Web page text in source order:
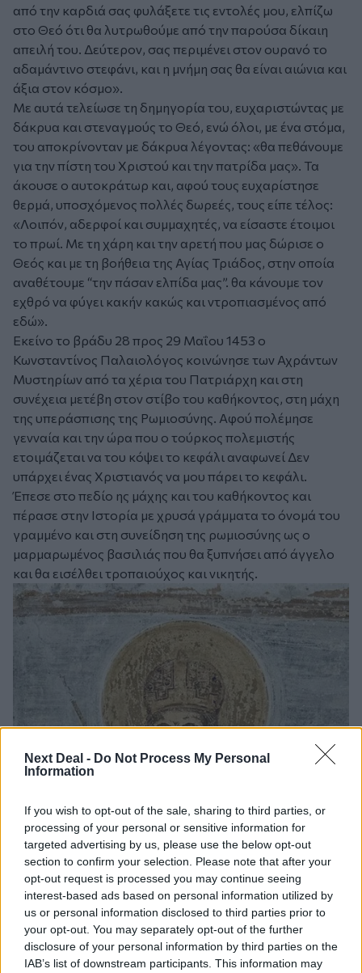
Next Deal - Do Not Process My Personal
Information
If you wish to opt-out of the sale, sharing to third parties, or
processing of your personal or sensitive information for
targeted advertising by us, please use the below opt-out
section to confirm your selection. Please note that after your
opt-out request is processed you may continue seeing
interest-based ads based on personal information utilized by
us or personal information disclosed to third parties prior to
your opt-out. You may separately opt-out of the further
disclosure of your personal information by third parties on the
IAB’s list of downstream participants. This information may
από την καρδιά σας φυλάξετε τις εντολές μου, ελπίζω
στο Θεό ότι θα λυτρωθούμε από την παρούσα δίκαιη
απειλή του. Δεύτερον, σας περιμένει στον ουρανό το
αδαμάντινο στεφάνι, και η μνήμη σας θα είναι αιώνια και
άξια στον κόσμο».
Με αυτά τελείωσε τη δημηγορία του, ευχαριστώντας με
δάκρυα και στεναγμούς το Θεό, ενώ όλοι, με ένα στόμα,
του αποκρίνονταν με δάκρυα λέγοντας: «θα πεθάνουμε
για την πίστη του Χριστού και την πατρίδα μας». Τα
άκουσε ο αυτοκράτωρ και, αφού τους ευχαρίστησε
θερμά, υποσχόμενος πολλές δωρεές, τους είπε τέλος:
«Λοιπόν, αδερφοί και συμμαχητές, να είσαστε έτοιμοι
το πρωί. Με τη χάρη και την αρετή που μας δώρισε ο
Θεός και με τη βοήθεια της Αγίας Τριάδος, στην οποία
αναθέτουμε “την πάσαν ελπίδα μας”. θα κάνουμε τον
εχθρό να φύγει κακήν κακώς και ντροπιασμένος από
εδώ».
Εκείνο το βράδυ 28 προς 29 Μαΐου 1453 ο
Κωνσταντίνος Παλαιολόγος κοινώνησε των Αχράντων
Μυστηρίων από τα χέρια του Πατριάρχη και στη
συνέχεια μετέβη στον στίβο του καθήκοντος, στη μάχη
της υπεράσπισης της Ρωμιοσύνης. Αφού πολέμησε
γενναία και την ώρα που ο τούρκος πολεμιστής
ετοιμάζεται να του κόψει το κεφάλι αναφωνεί Δεν
υπάρχει ένας Χριστιανός να μου πάρει το κεφάλι.
Έπεσε στο πεδίο ης μάχης και του καθήκοντος και
πέρασε στην Ιστορία με χρυσά γράμματα το όνομά του
γραμμένο και στη συνείδηση της ρωμιοσύνης ως ο
μαρμαρωμένος βασιλιάς που θα ξυπνήσει από άγγελο
και θα εισέλθει τροπαιούχος και νικητής.